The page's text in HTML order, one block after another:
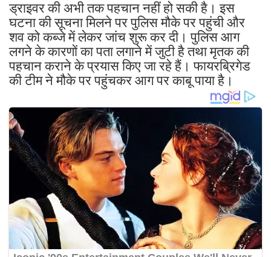
ड्राइवर की अभी तक पहचान नहीं हो सकी है। इस
घटना की सूचना मिलने पर पुलिस मौके पर पहुंची और
शव को कब्जे में लेकर जांच शुरू कर दी। पुलिस आग
लगने के कारणों का पता लगाने में जुटी है तथा मृतक की
पहचान कराने के प्रयास किए जा रहे हैं। फायरब्रिगेड
की टीम ने मौके पर पहुंचकर आग पर काबू पाया है।